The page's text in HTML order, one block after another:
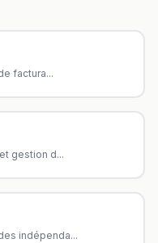
factura...
gestion d...
indépenda...